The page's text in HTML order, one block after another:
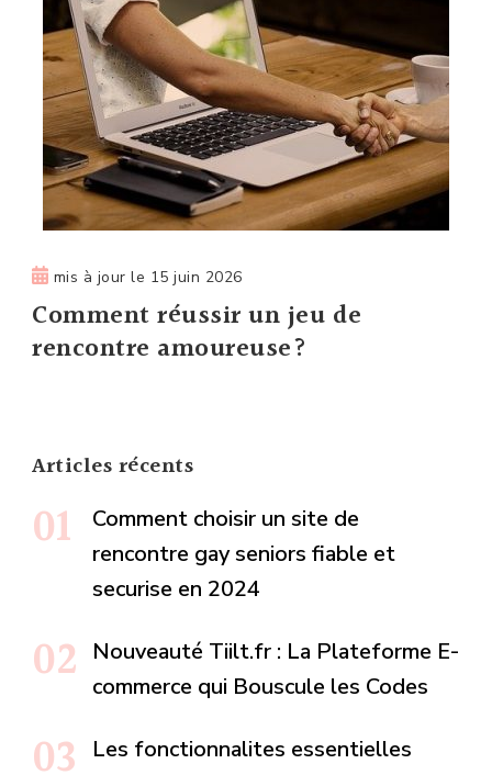
mis à jour le 15 juin 2026
Comment réussir un jeu de
rencontre amoureuse?
Articles récents
Comment choisir un site de
rencontre gay seniors fiable et
securise en 2024
Nouveauté Tiilt.fr : La Plateforme E-
commerce qui Bouscule les Codes
Les fonctionnalites essentielles